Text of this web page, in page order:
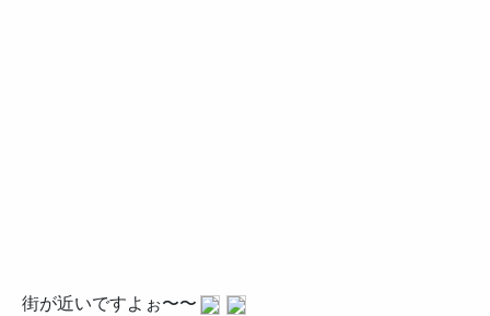
街が近いですよぉ〜〜